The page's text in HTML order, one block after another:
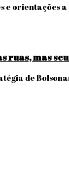
e orientações
ruas, mas
de